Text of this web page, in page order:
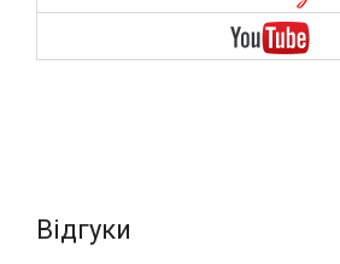
Характеристики сонцезахисної
Відгуки